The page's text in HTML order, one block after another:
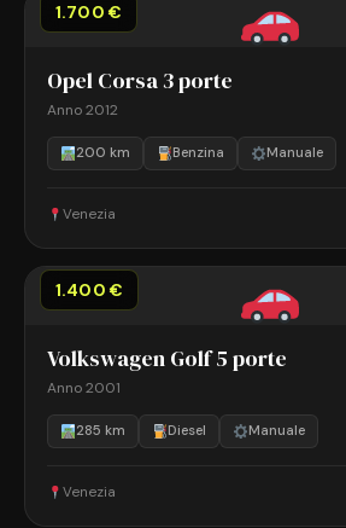
1.700 €
Opel Corsa 3 porte
Anno 2012
200 km Benzina Manuale
Venezia
1.400 €
Volkswagen Golf 5 porte
Anno 2001
285 km Diesel Manuale
Venezia